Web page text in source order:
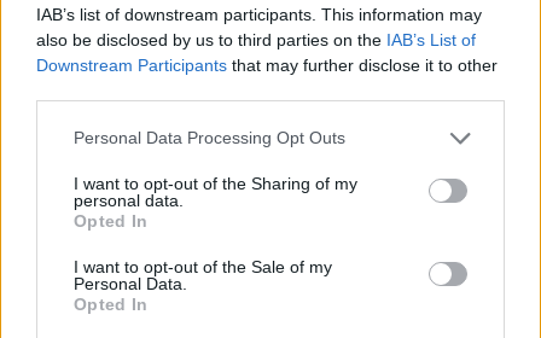
IAB’s list of downstream participants. This information may
also be disclosed by us to third parties on the IAB’s List of
Downstream Participants that may further disclose it to other
Personal Data Processing Opt Outs
I want to opt-out of the Sharing of my
personal data.
Opted In
I want to opt-out of the Sale of my
Personal Data.
Opted In
pažįstamas Europos šalis – Norvegiją,
Švediją, Nyderlandus ar Čekiją“, – įspėja
Kaip apsisaugoti?
proto“ priemonių, padedančių į sudėtingas
situacijas bendraujant internete net neįsivelti.